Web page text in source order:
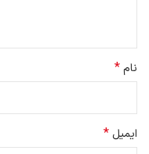
جاروبرقی رباتیک شیائومی مدل E10
نام*
ایمیل *